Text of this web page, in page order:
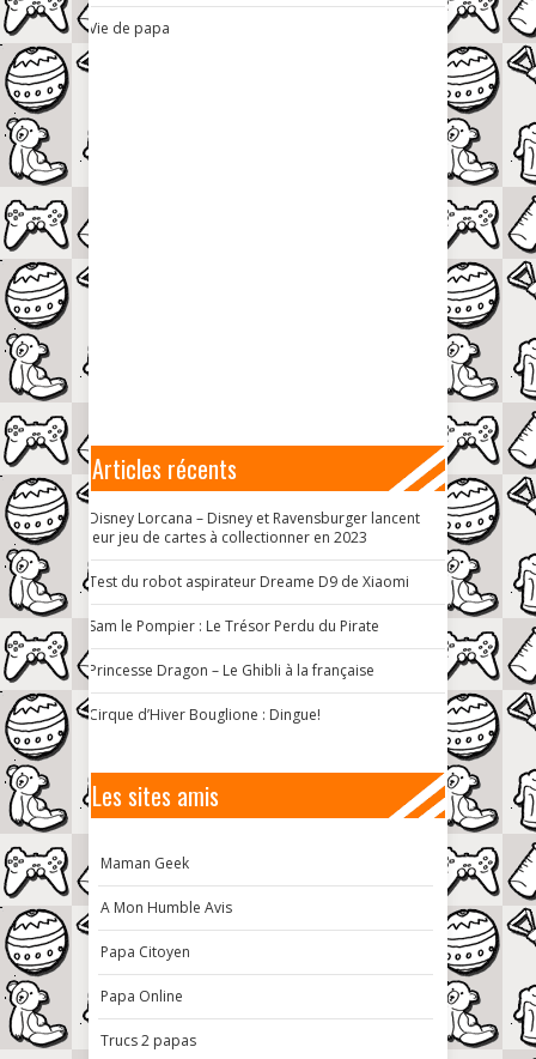
Vie de papa
Articles récents
Disney Lorcana – Disney et Ravensburger lancent
leur jeu de cartes à collectionner en 2023
Test du robot aspirateur Dreame D9 de Xiaomi
Sam le Pompier : Le Trésor Perdu du Pirate
Princesse Dragon – Le Ghibli à la française
Cirque d’Hiver Bouglione : Dingue!
Les sites amis
Maman Geek
A Mon Humble Avis
Papa Citoyen
Papa Online
Trucs 2 papas